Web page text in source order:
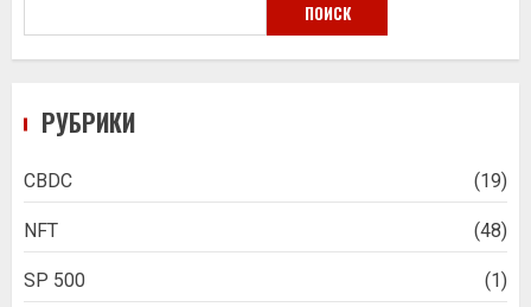
ПОИСК
РУБРИКИ
CBDC (19)
NFT (48)
SP 500 (1)